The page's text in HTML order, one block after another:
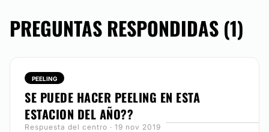
PREGUNTAS RESPONDIDAS (1)
PEELING
SE PUEDE HACER PEELING EN ESTA
ESTACION DEL AÑO??
Respuesta del centro · 19 nov 2019